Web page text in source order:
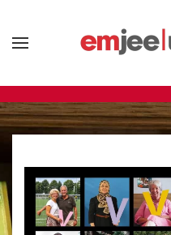
Terug naar hoofdinhoud